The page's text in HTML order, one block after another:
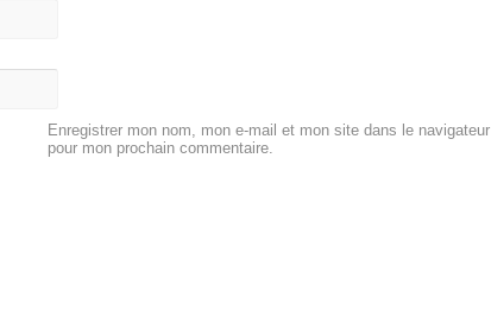
Enregistrer mon nom, mon e-mail et mon site dans le navigateur
pour mon prochain commentaire.